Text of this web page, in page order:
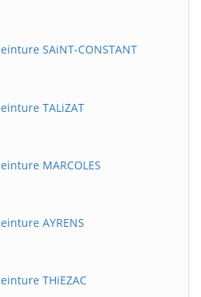
SAiNT-CONSTANT
TALiZAT
MARCOLES
AYRENS
THiEZAC